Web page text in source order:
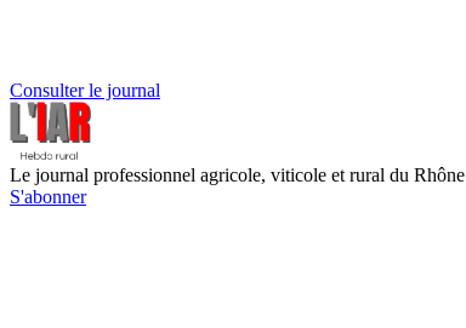
Consulter le journal
Le journal professionnel agricole, viticole et rural du Rhône
S'abonner